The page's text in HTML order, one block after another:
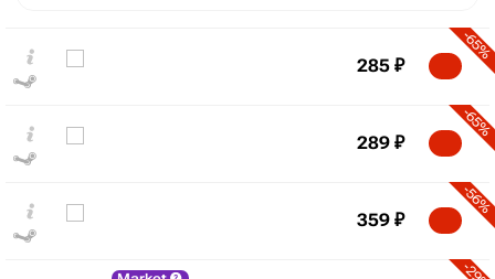
-65%
285 ₽
-65%
289 ₽
-56%
359 ₽